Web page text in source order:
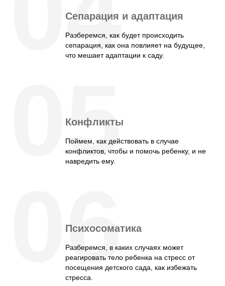
Сепарация и адаптация
Разберемся, как будет происходить
сепарация, как она повлияет на будущее,
что мешает адаптации к саду.
Конфликты
Поймем, как действовать в случае
конфликтов, чтобы и помочь ребенку, и не
навредить ему.
05
Психосоматика
Разберемся, в каких случаях может
реагировать тело ребенка на стресс от
посещения детского сада, как избежать
стресса.
06